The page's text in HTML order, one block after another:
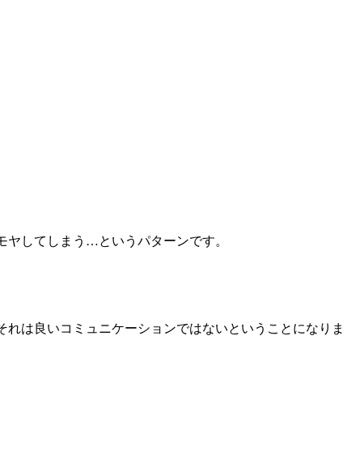
ヤしてしまう…というパターンです。
は良いコミュニケーションではないということになりま